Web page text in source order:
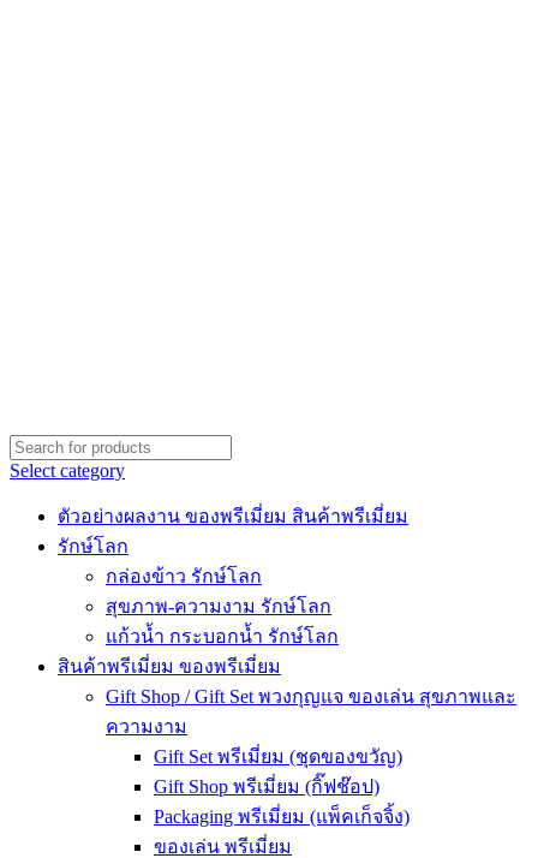
Select category
ตัวอย่างผลงาน ของพรีเมี่ยม สินค้าพรีเมี่ยม
รักษ์โลก
กล่องข้าว รักษ์โลก
สุขภาพ-ความงาม รักษ์โลก
แก้วน้ำ กระบอกน้ำ รักษ์โลก
สินค้าพรีเมี่ยม ของพรีเมี่ยม
Gift Shop / Gift Set พวงกุญแจ ของเล่น สุขภาพและ
ความงาม
Gift Set พรีเมี่ยม (ชุดของขวัญ)
Gift Shop พรีเมี่ยม (กิ๊ฟช๊อป)
Packaging พรีเมี่ยม (แพ็คเก็จจิ้ง)
ของเล่น พรีเมี่ยม